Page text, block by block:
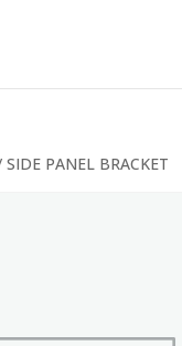
SIDE PANEL BRACKET